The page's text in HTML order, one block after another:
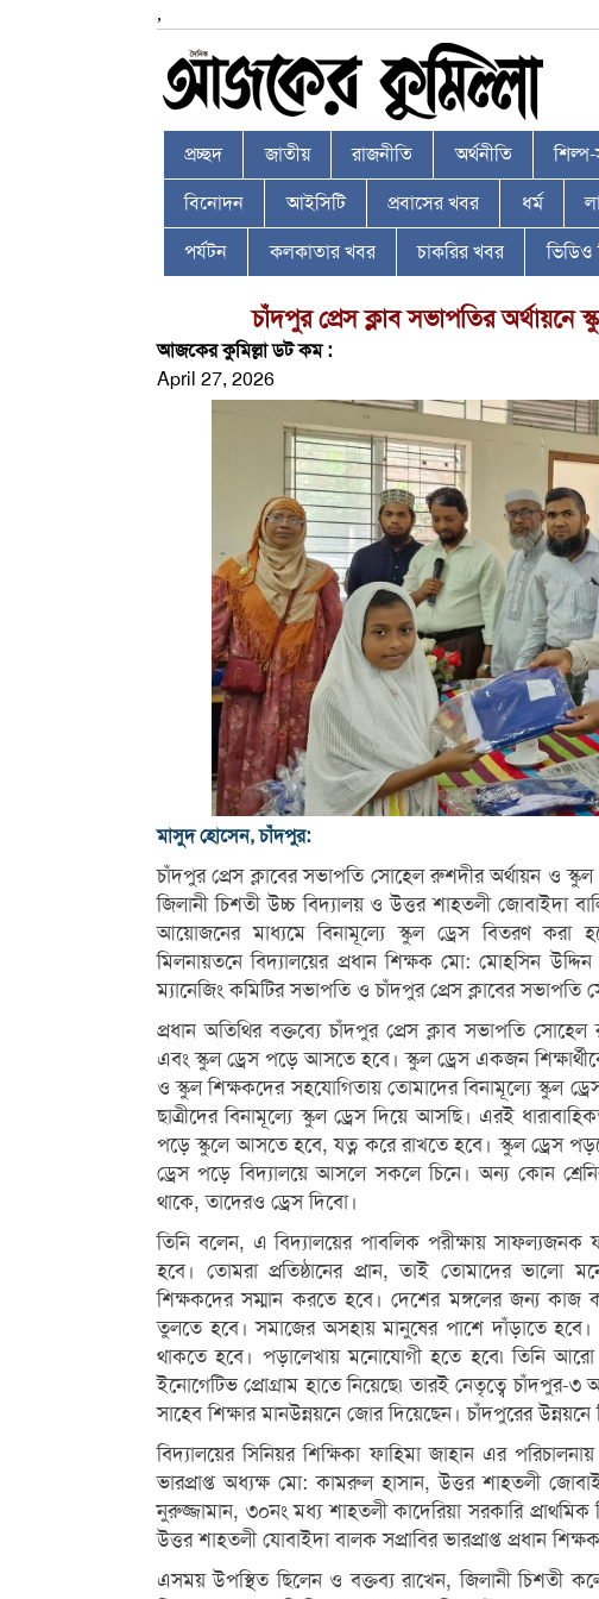
,
প্রচ্ছদ জাতীয় রাজনীতি অর্থনীতি শিল্প-
বিনোদন আইসিটি প্রবাসের খবর ধর্ম
পর্যটন কলকাতার খবর চাকরির খবর ভিডিও
চাঁদপুর প্রেস ক্লাব সভাপতির অর্থায়নে
আজকের কুমিল্লা ডট কম :
April 27, 2026
মাসুদ হোসেন, চাঁদপুর:
চাঁদপুর প্রেস ক্লাবের সভাপতি সোহেল রুশদীর অর্থায়ন ও
জিলানী চিশতী উচ্চ বিদ্যালয় ও উত্তর শাহতলী জোবাইদা
আয়োজনের মাধ্যমে বিনামূল্যে স্কুল ড্রেস বিতরণ করা
মিলনায়তনে বিদ্যালয়ের প্রধান শিক্ষক মো: মোহসিন
ম্যানেজিং কমিটির সভাপতি ও চাঁদপুর প্রেস ক্লাবের সভাপতি
প্রধান অতিথির বক্তব্যে চাঁদপুর প্রেস ক্লাব সভাপতি
এবং স্কুল ড্রেস পড়ে আসতে হবে। স্কুল ড্রেস একজন
ও স্কুল শিক্ষকদের সহযোগিতায় তোমাদের বিনামূল্যে স্কুল
ছাত্রীদের বিনামূল্যে স্কুল ড্রেস দিয়ে আসছি। এরই
পড়ে স্কুলে আসতে হবে, যত্ন করে রাখতে হবে। স্কুল ড্রেস
ড্রেস পড়ে বিদ্যালয়ে আসলে সকলে চিনে। অন্য কোন
থাকে, তাদেরও ড্রেস দিবো।
তিনি বলেন, এ বিদ্যালয়ের পাবলিক পরীক্ষায়
হবে। তোমরা প্রতিষ্ঠানের প্রান, তাই তোমাদের ভালো
শিক্ষকদের সম্মান করতে হবে। দেশের মঙ্গলের জন্য
তুলতে হবে। সমাজের অসহায় মানুষের পাশে দাঁড়াতে
থাকতে হবে। পড়ালেখায় মনোযোগী হতে হবে৷ তিনি আরো
ইনোগেটিভ প্রোগ্রাম হাতে নিয়েছে৷ তারই নেতৃত্বে
সাহেব শিক্ষার মানউন্নয়নে জোর দিয়েছেন। চাঁদপুরের
বিদ্যালয়ের সিনিয়র শিক্ষিকা ফাহিমা জাহান এর
ভারপ্রাপ্ত অধ্যক্ষ মো: কামরুল হাসান, উত্তর শাহতলী
নুরুজ্জামান, ৩০নং মধ্য শাহতলী কাদেরিয়া সরকারি
উত্তর শাহতলী যোবাইদা বালক সপ্রাবির ভারপ্রাপ্ত প্রধান
এসময় উপস্থিত ছিলেন ও বক্তব্য রাখেন, জিলানী চিশতী